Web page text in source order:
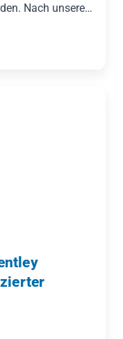
Nach unserer
Berliner Verlag
ausgeräumt